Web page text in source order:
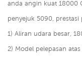
anda angin kuat 18000
penyejuk 5090, prestasi
1) Aliran udara besar,
2) Model pelepasan